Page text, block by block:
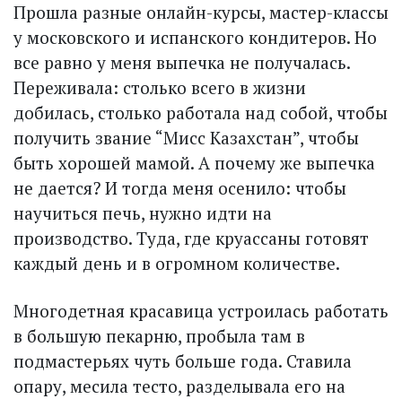
Прошла разные онлайн-курсы, мастер-классы
у московского и испанского кондитеров. Но
все равно у меня выпечка не получалась.
Переживала: столько всего в жизни
добилась, столько работала над собой, чтобы
получить звание “Мисс Казахстан”, чтобы
быть хорошей мамой. А почему же выпечка
не дается? И тогда меня осенило: чтобы
научиться печь, нужно идти на
производство. Туда, где круассаны готовят
каждый день и в огромном количестве.
Многодетная красавица устроилась работать
в большую пекарню, пробыла там в
подмастерьях чуть больше года. Ставила
опару, месила тесто, разделывала его на